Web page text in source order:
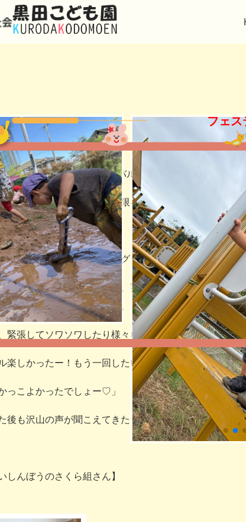
フェ
田こども園でフェスティバル冬を開催しました。
ともあり、観覧人数など制限をさせて頂きながらの開
園での様子をメインにプログラムを構成し、発表しま
向けて、衣装のデザインや、実際にお裁縫セットで衣
と力が入る子ども達でした。
緊張してソワソワしたり様々な様子で迎えた当日。子
楽しかったー！もう一回したい♩」
っこよかったでしょー♡」
後も沢山の声が聞こえてきたり、リズムの音楽かけて
んぼうのさくら組さん】